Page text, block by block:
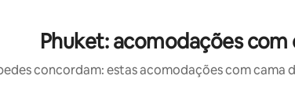
Phuket: acomodações
concordam: estas acomodações com